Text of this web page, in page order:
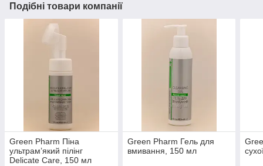
Подібні товари компанії
Green Pharm Піна
ультрам’який пілінг
Delicate Care, 150 мл
Green Pharm Гель для
вмивання, 150 мл